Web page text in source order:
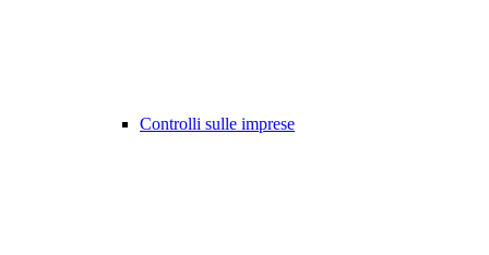
Controlli sulle imprese